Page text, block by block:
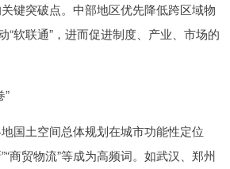
键突破点。中部地区优先降低跨区域物
“软联通”，进而促进制度、产业、市场的
土空间总体规划在城市功能性定位
商贸物流”等成为高频词。如武汉、郑州